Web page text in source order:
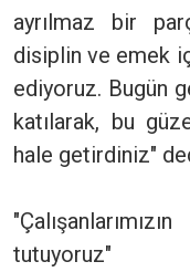
ayrılmaz bir
disiplin ve emek
ediyoruz. Bugün
katılarak, bu
hale getirdiniz"
tutuyoruz"